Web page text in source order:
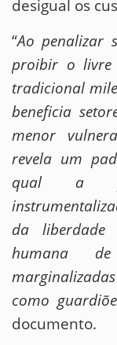
desigual os
“Ao penalizar
proibir o livre
tradicional
beneficia
menor
revela um
qual a
da
humana de
como
documento.